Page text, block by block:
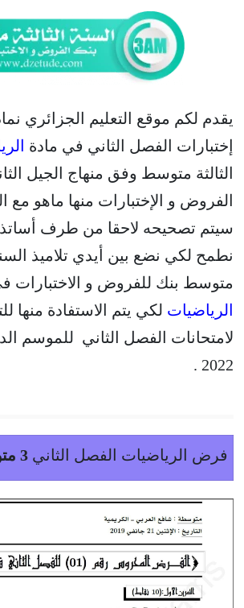
يقدم لكم موقع التعليم الجزائري
إختبارات الفصل الثاني في مادة
الثالثة متوسط وفق منهاج الجيل
الفروض و الإختبارات منها ماهو مع
سيتم تصحيحه لاحقا من طرف
نطمح لكي نضع بين أيدي تلاميذ
متوسط بنك للفروض و الاختبارات
الرياضيات لكي يتم الاستفادة منها
2022 .
فرض الرياضيات الفصل الثاني 3 متوسط